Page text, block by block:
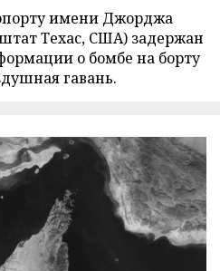
имени Джорджа
Техас, США) задержан
о бомбе на борту
гавань.